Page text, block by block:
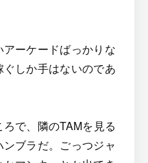
ーケードばっかりな
しか手はないのであ
で、隣のTAMを見る
ブラだ。ごっつジャ